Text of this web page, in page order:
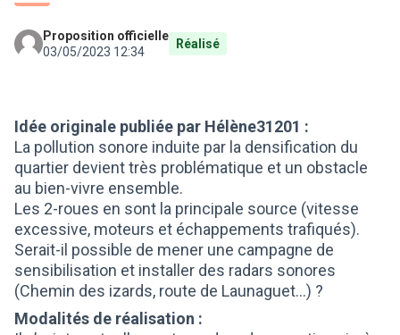
Proposition officielle
03/05/2023 12:34
Réalisé
Idée originale publiée par Hélène31201 :
La pollution sonore induite par la densification du
quartier devient très problématique et un obstacle
au bien-vivre ensemble.
Les 2-roues en sont la principale source (vitesse
excessive, moteurs et échappements trafiqués).
Serait-il possible de mener une campagne de
sensibilisation et installer des radars sonores
(Chemin des izards, route de Launaguet…) ?
Modalités de réalisation :